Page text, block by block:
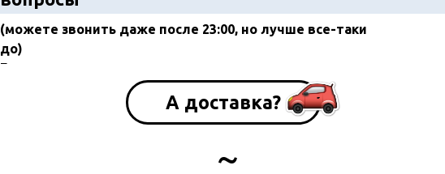
(можете звонить даже после 23:00, но лучше все-таки
до)
Евгения
А доставка?
~